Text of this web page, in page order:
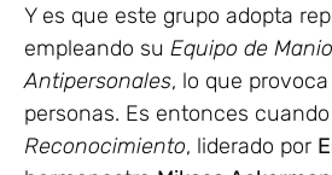
Y es que este grupo adopta
empleando su Equipo de
Antipersonales, lo que
personas. Es entonces
Reconocimiento, liderado por